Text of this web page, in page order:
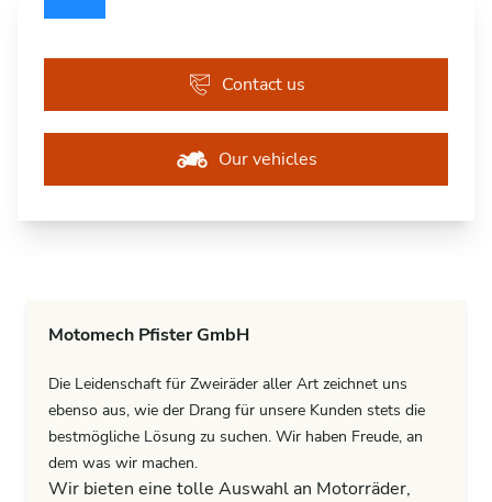
Contact us
Our vehicles
Motomech Pfister GmbH
Die Leidenschaft für Zweiräder aller Art zeichnet uns
ebenso aus, wie der Drang für unsere Kunden stets die
bestmögliche Lösung zu suchen. Wir haben Freude, an
dem was wir machen.
Wir bieten eine tolle Auswahl an Motorräder,